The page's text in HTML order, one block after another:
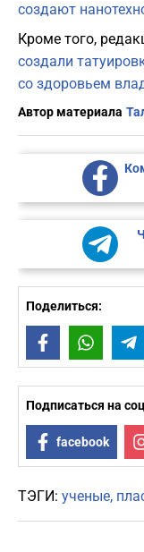
создают
Кроме того,
создали
со здоровьем
Автор материала
Поделиться:
Facebook
Подписаться на
facebook
ТЭГИ: ученые